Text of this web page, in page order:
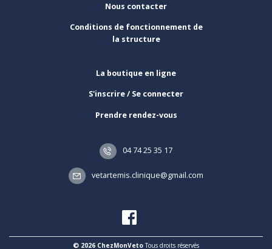
Nous contacter
Conditions de fonctionnement de
la structure
La boutique en ligne
S'inscrire / Se connecter
Prendre rendez-vous
04 74 25 35 17
vetartemis.clinique@gmail.com
© 2026 ChezMonVetoTous droits réservés